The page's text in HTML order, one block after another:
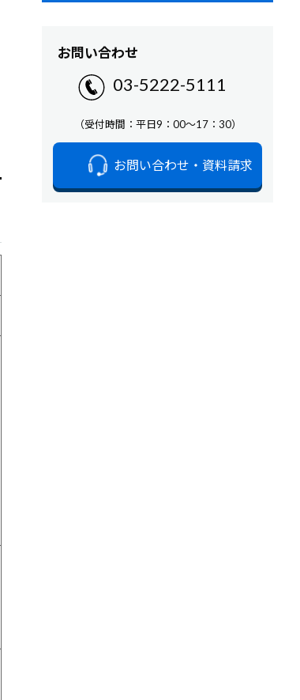
お問い合わせ
03-5222-5111
（受付時間：平日9：00～17：30）
お問い合わせ・資料請求